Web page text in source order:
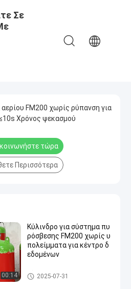
Σε
FM200 χωρίς ρύπανση για
Χρόνος ψεκασμού
τώρα
Περισσότερα
00:14
Κύλινδρο για σύστημα πυ
ρόσβεσης FM200 χωρίς υ
πολείμματα για κέντρο δ
εδομένων
Κύλινδροι FM 200
2025-07-31